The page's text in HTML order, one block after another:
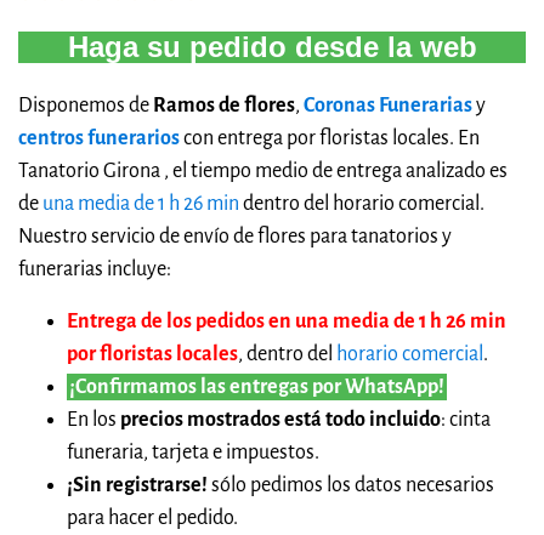
Haga su pedido desde la web
Disponemos de Ramos de flores, Coronas Funerariasy
centros funerarioscon entrega por floristas locales. En
Tanatorio Girona , el tiempo medio de entrega analizado es
de una media de 1 h 26 min dentro del horario comercial.
Nuestro servicio de envío de flores para tanatorios y
funerarias incluye:
Entrega de los pedidos en una media de 1 h 26 min
por floristas locales, dentro del horario comercial .
¡Confirmamos las entregas por WhatsApp!
En los precios mostrados está todo incluido: cinta
funeraria, tarjeta e impuestos.
¡Sin registrarse! sólo pedimos los datos necesarios
para hacer el pedido.